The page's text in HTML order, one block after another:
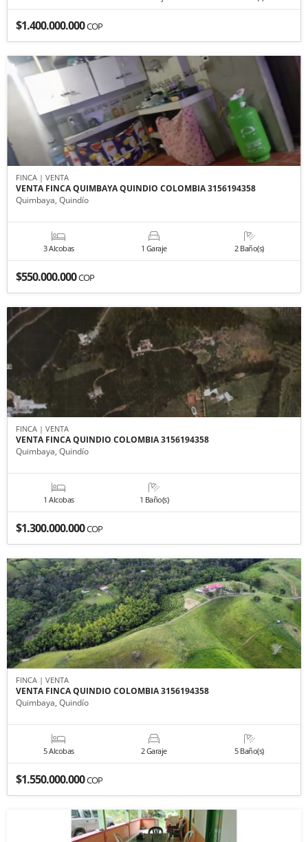
$1.400.000.000COP
FINCA | VENTA
VENTA FINCA QUIMBAYA QUINDIO COLOMBIA 3156194358
Quimbaya, Quindío
3 Alcobas 1 Garaje 2 Baño(s)
$550.000.000COP
FINCA | VENTA
VENTA FINCA QUINDIO COLOMBIA 3156194358
Quimbaya, Quindío
1 Alcobas 1 Baño(s)
$1.300.000.000COP
FINCA | VENTA
VENTA FINCA QUINDIO COLOMBIA 3156194358
Quimbaya, Quindío
5 Alcobas 2 Garaje 5 Baño(s)
$1.550.000.000COP